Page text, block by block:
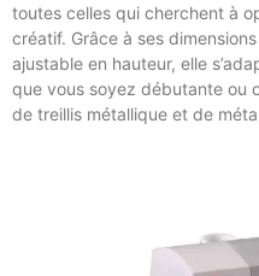
toutes celles qui cherchent à
créatif. Grâce à ses
ajustable en hauteur, elle
que vous soyez débutante ou
de treillis métallique et de